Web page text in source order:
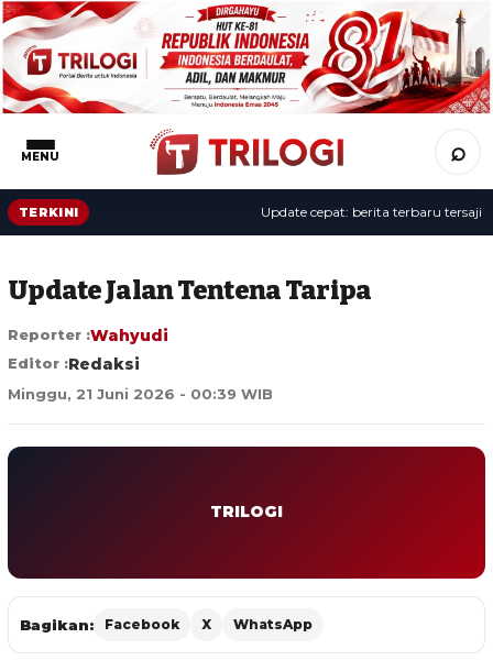
MENU ⌕
TERKINI Update cepat: berita terbaru tersaji
Update Jalan Tentena Taripa
Reporter :Wahyudi
Editor :Redaksi
Minggu, 21 Juni 2026 - 00:39 WIB
TRILOGI
Bagikan: Facebook X WhatsApp